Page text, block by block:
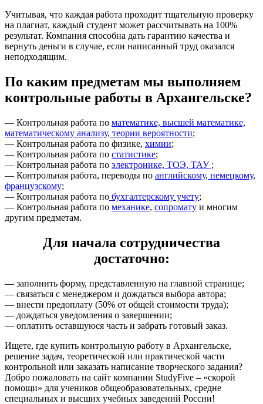
Учитывая, что каждая работа проходит тщательную проверку
на плагиат, каждый студент может рассчитывать на 100%
результат. Компания способна дать гарантию качества и
вернуть деньги в случае, если написанный труд оказался
неподходящим.
По каким предметам мы выполняем
контрольные работы в Архангельске?
— Контрольная работа по математике, высшей математике,
математическому анализу, теории вероятности;
— Контрольная работа по физике, химии;
— Контрольная работа по статистике;
— Контрольная работа по электронике, ТОЭ, ТАУ ;
— Контрольная работа, переводы по английскому, немецкому,
французскому;
— Контрольная работа по бухгалтерскому учету;
— Контрольная работа по механике, сопромату и многим
другим предметам.
Для начала сотрудничества
достаточно:
— заполнить форму, представленную на главной странице;
— связаться с менеджером и дождаться выбора автора;
— внести предоплату (50% от общей стоимости труда);
— дождаться уведомления о завершении;
— оплатить оставшуюся часть и забрать готовый заказ.
Ищете, где купить контрольную работу в Архангельске,
решение задач, теоретической или практической части
контрольной или заказать написание творческого задания?
Добро пожаловать на сайт компании StudyFive – «скорой
помощи» для учеников общеобразовательных, средне
специальных и высших учебных заведений России!